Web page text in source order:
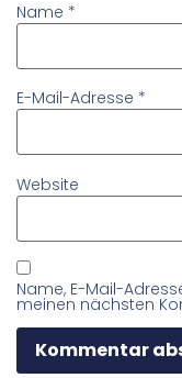
Name *
E-Mail-Adresse *
Website
Name, E-Mail-
meinen nächsten